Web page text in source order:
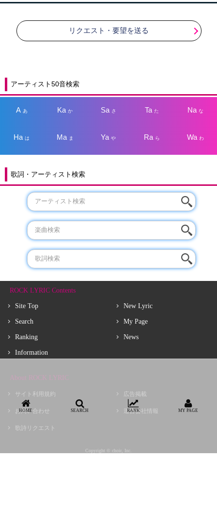
リクエスト・要望を送る
アーティスト50音検索
A あ Kaか Sa さ Taた Na な
Haは Ma ま Yaや Ra ら Wa わ
歌詞・アーティスト検索
ROCK LYRIC Contents
Site Top
Search
Ranking
Information
New Lyric
My Page
News
About ROCK LYRIC
サイト利用規約
お問い合わせ
歌詩リクエスト
広告掲載
運営会社情報
Copyright © choir, Inc.
HOME SEARCH RANK MY PAGE